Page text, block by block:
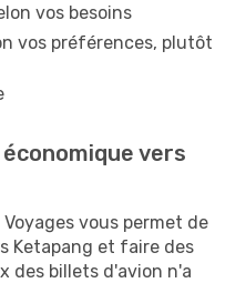
vos besoins
vos préférences, plutôt
vers
vous permet de
Ketapang et faire des
des billets d'avion n'a